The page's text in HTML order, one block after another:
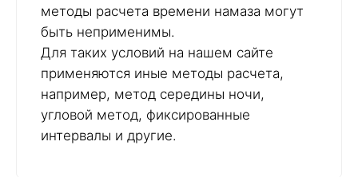
методы расчета времени намаза могут
быть неприменимы.
Для таких условий на нашем сайте
применяются иные методы расчета,
например, метод середины ночи,
угловой метод, фиксированные
интервалы и другие.